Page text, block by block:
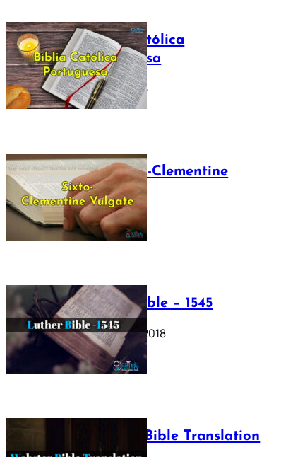
Bíblia Católica
Portuguesa
July 16, 2025
The Sixto-Clementine
Vulgate
July 12, 2025
Luther Bible – 1545
October 17, 2018
Webster Bible Translation